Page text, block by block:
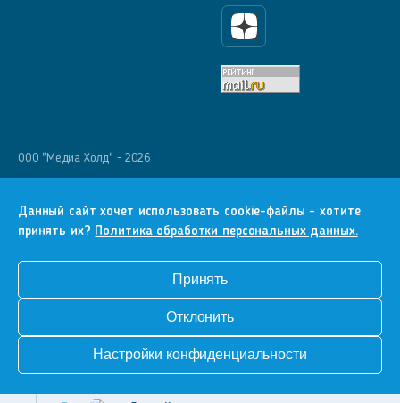
Яндекс Дзен
OOO "Медиа Холд" - 2026
16+
Информация для правообладателей
Условия
Конфиденциальность
Данный сайт хочет использовать cookie-файлы - хотите
принять их? Политика обработки персональных данных.
Принять
Отклонить
Настройки конфиденциальности